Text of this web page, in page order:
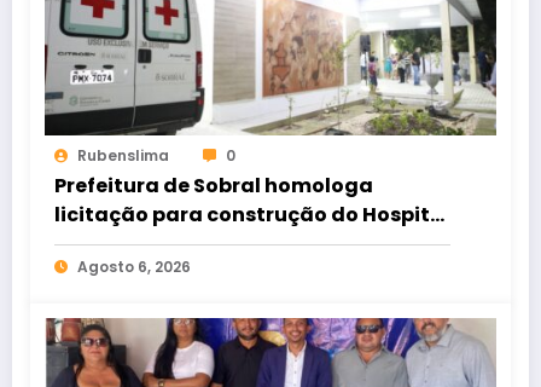
Rubenslima 0
Prefeitura de Sobral homologa
licitação para construção do Hospital
de Taperuaba
Agosto 6, 2026